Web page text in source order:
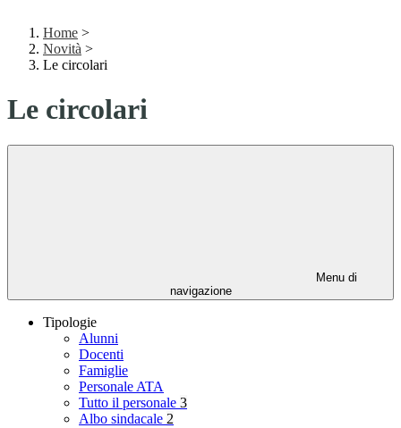
Home >
Novità >
Le circolari
Le circolari
Menu di
navigazione
Tipologie
Alunni
Docenti
Famiglie
Personale ATA
Tutto il personale 3
Albo sindacale 2